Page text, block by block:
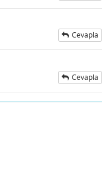
Cevapla
Cevapla